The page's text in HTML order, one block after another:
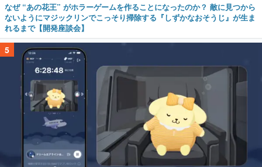
なぜ “あの花王” がホラーゲームを作ることになったのか？ 敵に見つから
ないようにマジックリンでこっそり掃除する『しずかなおそうじ』が生ま
れるまで【開発座談会】
5